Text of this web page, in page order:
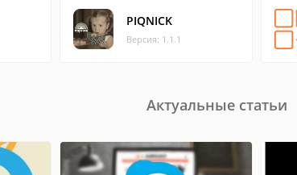
PIQNICK
Версия: 1.1.1
Актуальные статьи